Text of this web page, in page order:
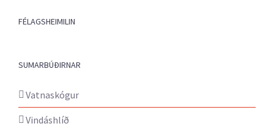
FÉLAGSHEIMILIN
SUMARBÚÐIRNAR
Vatnaskógur
Vindáshlíð